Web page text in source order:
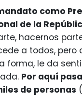
como
de la
hacernos
a todos, pero
forma, le da
Por aquí
de personas